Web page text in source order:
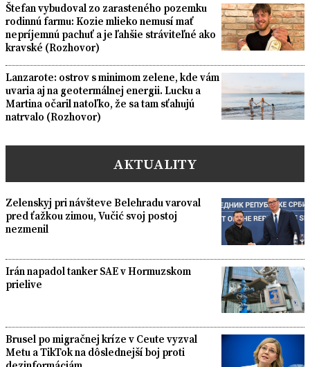
Štefan vybudoval zo zarasteného pozemku
rodinnú farmu: Kozie mlieko nemusí mať
nepríjemnú pachuť a je ľahšie stráviteľné ako
kravské (Rozhovor)
Lanzarote: ostrov s minimom zelene, kde vám
uvaria aj na geotermálnej energii. Lucku a
Martina očaril natoľko, že sa tam sťahujú
natrvalo (Rozhovor)
AKTUALITY
Zelenskyj pri návšteve Belehradu varoval
pred ťažkou zimou, Vučić svoj postoj
nezmenil
Irán napadol tanker SAE v Hormuzskom
prielive
Brusel po migračnej kríze v Ceute vyzval
Metu a TikTok na dôslednejší boj proti